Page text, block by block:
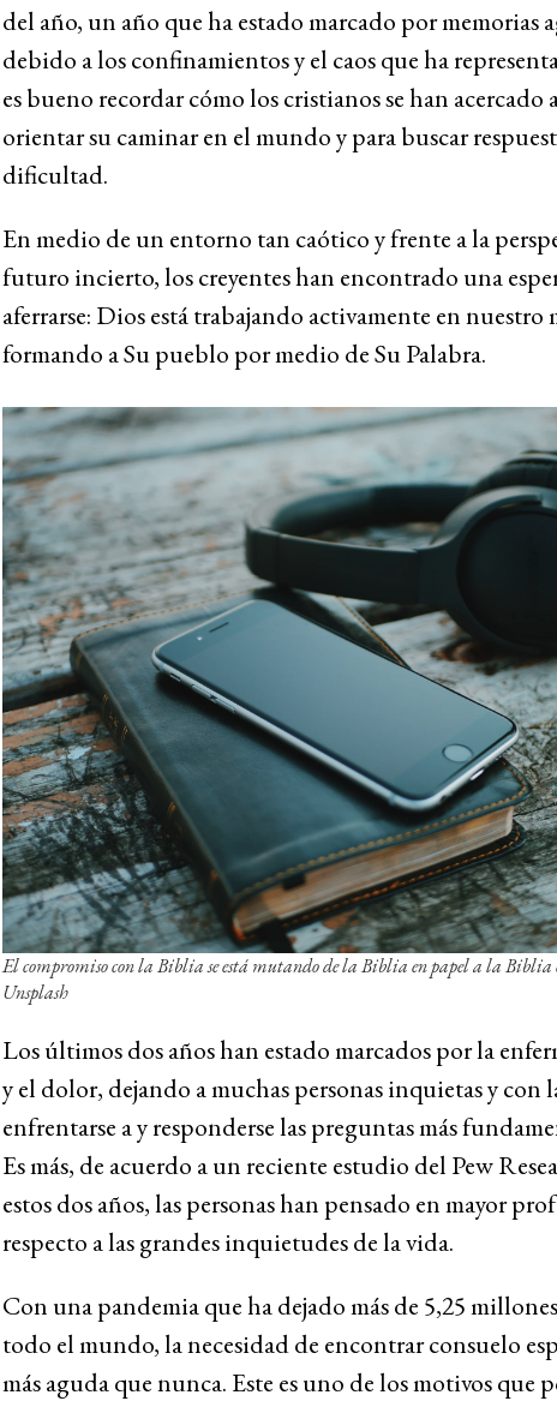
del año, un año que ha estado marcado por memorias
debido a los confinamientos y el caos que ha
es bueno recordar cómo los cristianos se han acercado
orientar su caminar en el mundo y para buscar
dificultad.
En medio de un entorno tan caótico y frente a la
futuro incierto, los creyentes han encontrado una
aferrarse: Dios está trabajando activamente en nuestro
formando a Su pueblo por medio de Su Palabra.
El compromiso con la Biblia se está mutando de la Biblia en papel a la
Unsplash
Los últimos dos años han estado marcados por la
y el dolor, dejando a muchas personas inquietas y con
enfrentarse a y responderse las preguntas más
Es más, de acuerdo a un reciente estudio del Pew
estos dos años, las personas han pensado en mayor
respecto a las grandes inquietudes de la vida.
Con una pandemia que ha dejado más de 5,25
todo el mundo, la necesidad de encontrar consuelo
más aguda que nunca. Este es uno de los motivos que